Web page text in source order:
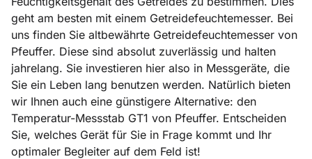
geht am besten mit einem Getreidefeuchtemesser. Bei
uns finden Sie altbewährte Getreidefeuchtemesser von
Pfeuffer. Diese sind absolut zuverlässig und halten
jahrelang. Sie investieren hier also in Messgeräte, die
Sie ein Leben lang benutzen werden. Natürlich bieten
wir Ihnen auch eine günstigere Alternative: den
Temperatur-Messstab GT1 von Pfeuffer. Entscheiden
Sie, welches Gerät für Sie in Frage kommt und Ihr
optimaler Begleiter auf dem Feld ist!